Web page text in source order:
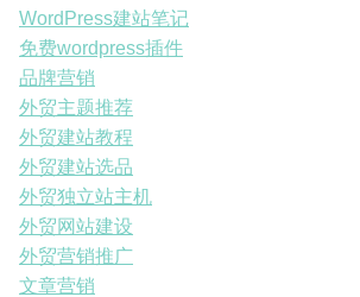
WordPress建站笔记
免费wordpress插件
品牌营销
外贸主题推荐
外贸建站教程
外贸建站选品
外贸独立站主机
外贸网站建设
外贸营销推广
文章营销